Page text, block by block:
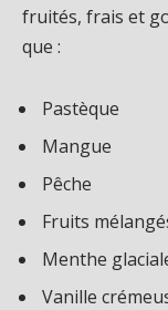
fruités, frais et
que :
Pastèque
Mangue
Pêche
Fruits
Menthe
Vanille